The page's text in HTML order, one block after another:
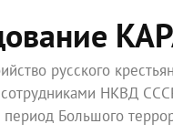
русского
сотрудниками НКВД
Большого